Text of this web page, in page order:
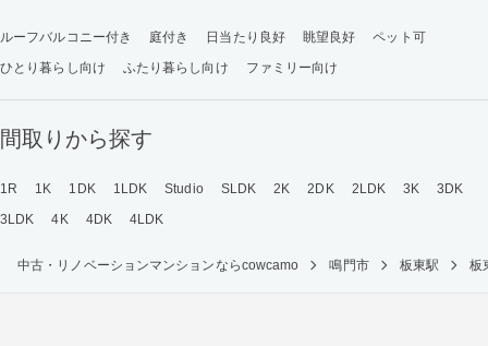
ルーフバルコニー付き 庭付き 日当たり良好 眺望良好
ペット可
ひとり暮らし向け
ふたり暮らし向け ファミリー向け
間取りから探す
1R 1K 1DK 1LDK Studio SLDK 2K 2DK 2LDK 3K
3DK
3LDK
4K 4DK 4LDK
中古・リノベーションマンションならcowcamo 鳴門市 板東駅 板